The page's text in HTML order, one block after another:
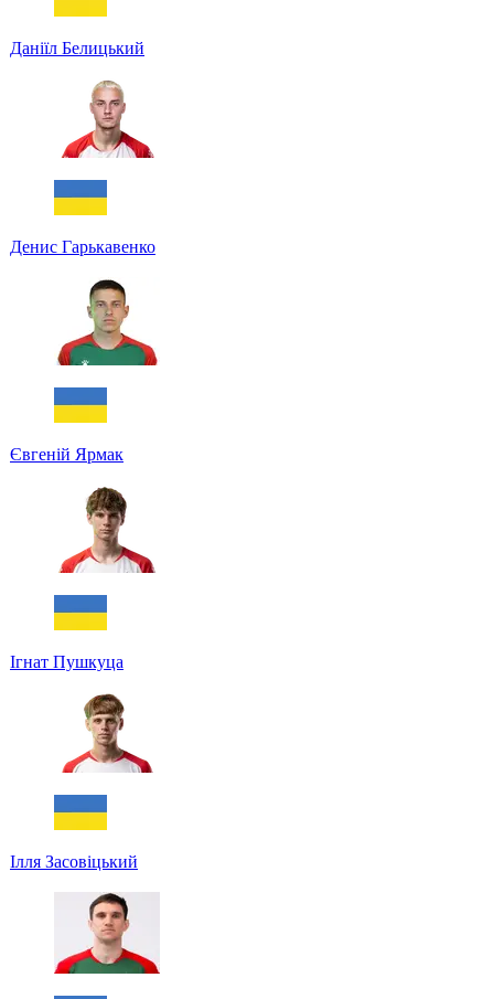
Даніїл Белицький
Денис Гарькавенко
Євгеній Ярмак
Ігнат Пушкуца
Ілля Засовіцький